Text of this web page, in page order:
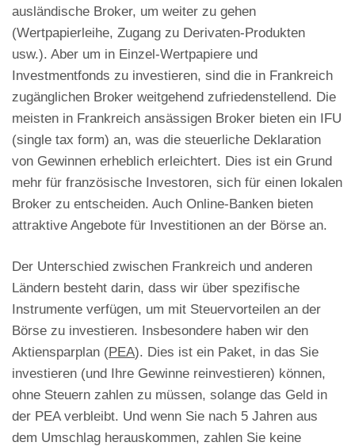
ausländische Broker, um weiter zu gehen
(Wertpapierleihe, Zugang zu Derivaten-Produkten
usw.). Aber um in Einzel-Wertpapiere und
Investmentfonds zu investieren, sind die in Frankreich
zugänglichen Broker weitgehend zufriedenstellend. Die
meisten in Frankreich ansässigen Broker bieten ein IFU
(single tax form) an, was die steuerliche Deklaration
von Gewinnen erheblich erleichtert. Dies ist ein Grund
mehr für französische Investoren, sich für einen lokalen
Broker zu entscheiden. Auch Online-Banken bieten
attraktive Angebote für Investitionen an der Börse an.
Der Unterschied zwischen Frankreich und anderen
Ländern besteht darin, dass wir über spezifische
Instrumente verfügen, um mit Steuervorteilen an der
Börse zu investieren. Insbesondere haben wir den
Aktiensparplan (PEA). Dies ist ein Paket, in das Sie
investieren (und Ihre Gewinne reinvestieren) können,
ohne Steuern zahlen zu müssen, solange das Geld in
der PEA verbleibt. Und wenn Sie nach 5 Jahren aus
dem Umschlag herauskommen, zahlen Sie keine